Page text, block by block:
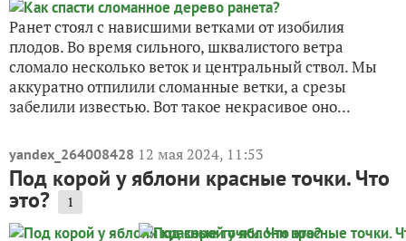
Ранет стоял с нависшими ветками от изобилия
плодов. Во время сильного, шквалистого ветра
сломало несколько веток и центральный ствол. Мы
аккуратно отпилили сломанные ветки, а срезы
забелили известью. Вот такое некрасивое оно...
yandex_264008428 12 мая 2024, 11:53
Под корой у яблони красные точки. Что
это? 1